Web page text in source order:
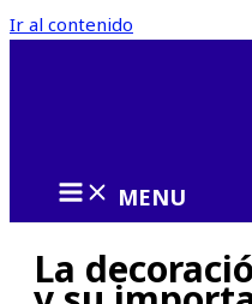
Ir al contenido
MENU
La